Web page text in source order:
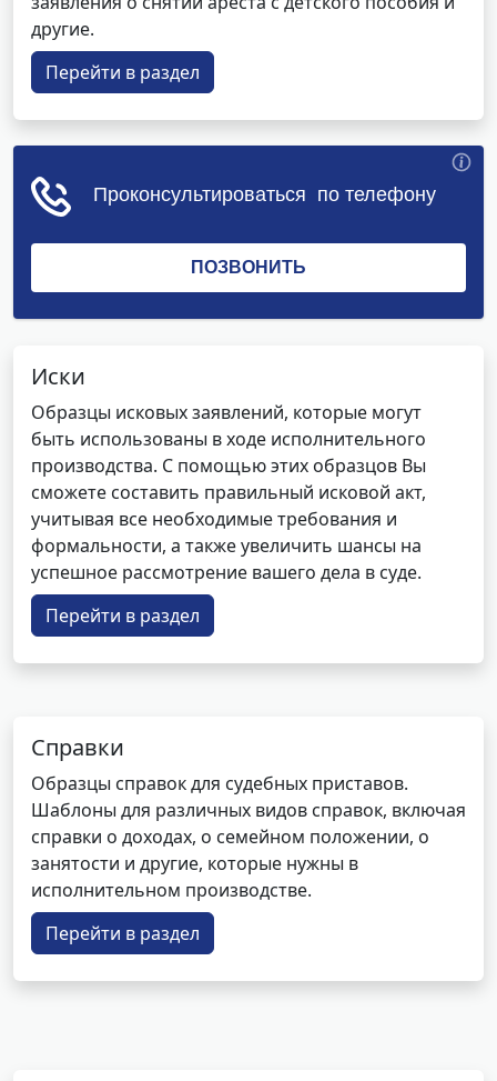
другие.
Перейти в раздел
Иски
Образцы исковых заявлений, которые могут
быть использованы в ходе исполнительного
производства. С помощью этих образцов Вы
сможете составить правильный исковой акт,
учитывая все необходимые требования и
формальности, а также увеличить шансы на
успешное рассмотрение вашего дела в суде.
Перейти в раздел
Справки
Образцы справок для судебных приставов.
Шаблоны для различных видов справок, включая
справки о доходах, о семейном положении, о
занятости и другие, которые нужны в
исполнительном производстве.
Перейти в раздел